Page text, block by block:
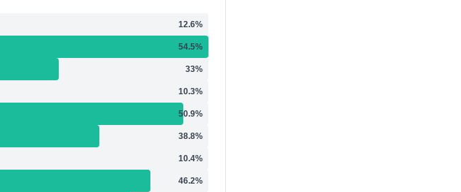
12.6%
54.5%
33%
10.3%
50.9%
38.8%
10.4%
46.2%